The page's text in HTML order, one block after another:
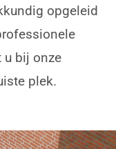
opgeleid
u bij onze
plek.